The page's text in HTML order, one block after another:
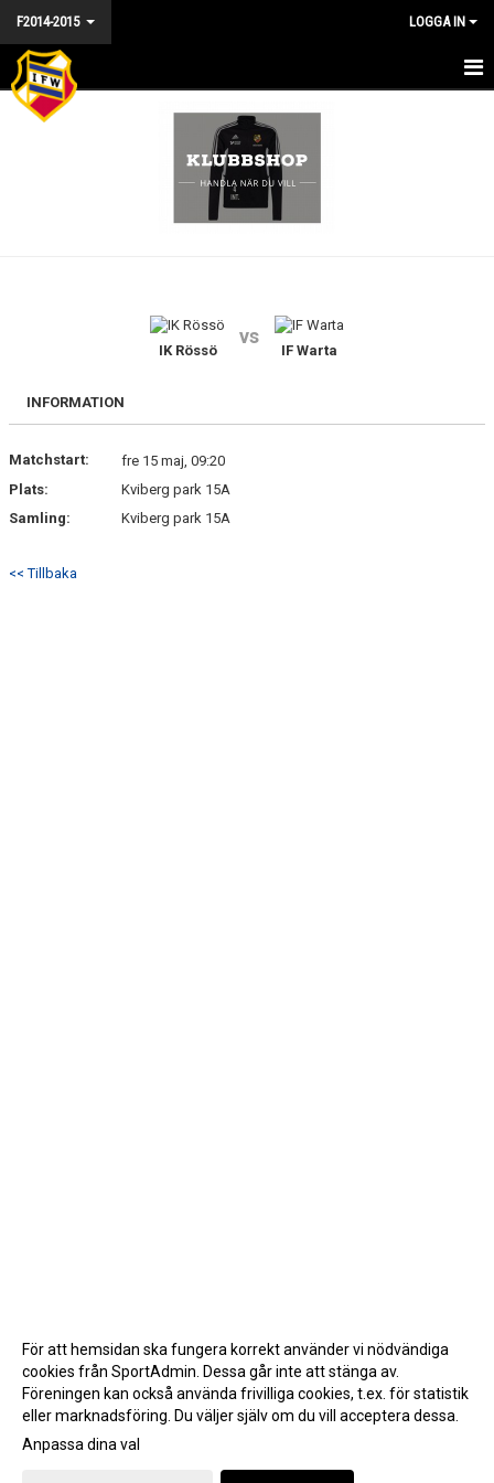
F2014-2015 LOGGA IN
HEM - F2014/15
DOKUMENT
IK Rössö
vs
IF Warta
INFORMATION
Matchstart:
fre 15 maj, 09:20
Plats:
Kviberg park 15A
Samling:
Kviberg park 15A
<< Tillbaka
Gå till Webbversion
För att hemsidan ska fungera korrekt använder vi nödvändiga
cookies från SportAdmin. Dessa går inte att stänga av.
Föreningen kan också använda frivilliga cookies, t.ex. för statistik
eller marknadsföring. Du väljer själv om du vill acceptera dessa.
Anpassa dina val